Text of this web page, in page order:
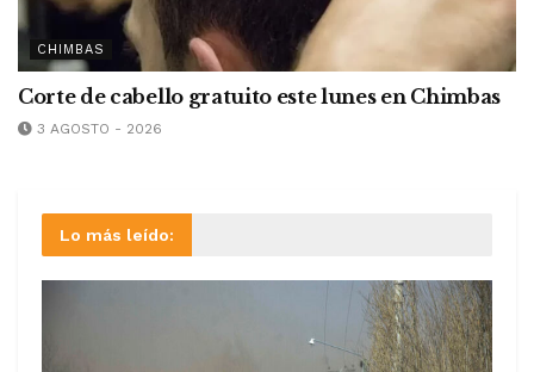
CHIMBAS
Corte de cabello gratuito este lunes en Chimbas
3 AGOSTO - 2026
Lo más leído: